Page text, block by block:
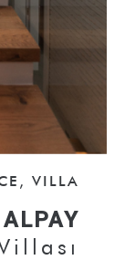
VILLA
ALPAY